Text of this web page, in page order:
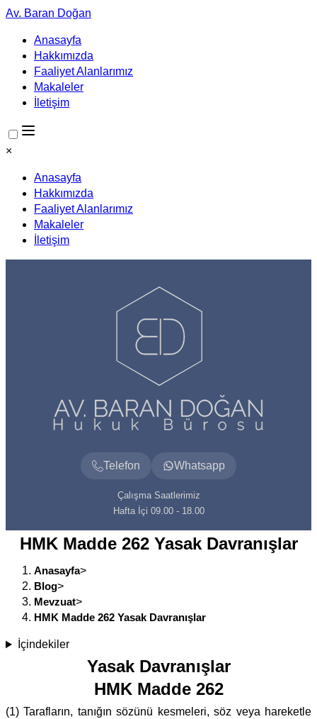
Av. Baran Doğan
Anasayfa
Hakkımızda
Faaliyet Alanlarımız
Makaleler
İletişim
×
Anasayfa
Hakkımızda
Faaliyet Alanlarımız
Makaleler
İletişim
Telefon Whatsapp
Çalışma Saatlerimiz
Hafta İçi 09.00 - 18.00
HMK Madde 262 Yasak Davranışlar
Anasayfa>
Blog>
Mevzuat>
HMK Madde 262 Yasak Davranışlar
İçindekiler
Yasak Davranışlar
HMK Madde 262
(1) Tarafların, tanığın sözünü kesmeleri, söz veya hareketle